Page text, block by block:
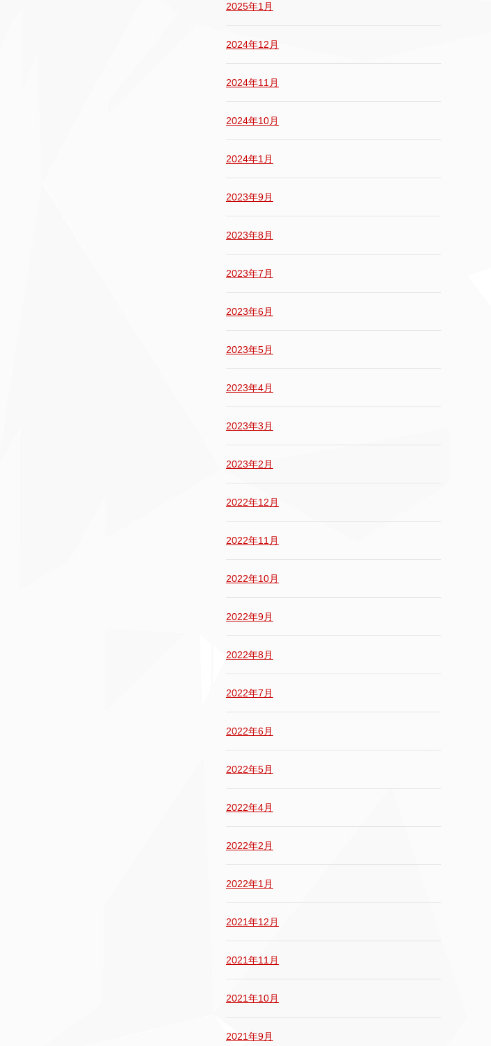
2025年1月
2024年12月
2024年11月
2024年10月
2024年1月
2023年9月
2023年8月
2023年7月
2023年6月
2023年5月
2023年4月
2023年3月
2023年2月
2022年12月
2022年11月
2022年10月
2022年9月
2022年8月
2022年7月
2022年6月
2022年5月
2022年4月
2022年2月
2022年1月
2021年12月
2021年11月
2021年10月
2021年9月